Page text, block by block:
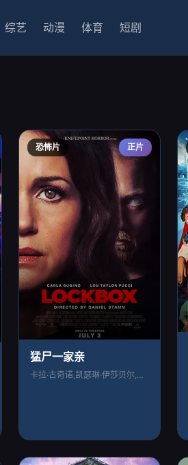
综艺 动漫 体育 短剧
恐怖片 正片
猛尸一家亲
卡拉·古奇诺,凯瑟琳·伊莎贝尔,卢·泰勒